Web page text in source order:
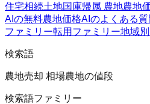
住宅相続土地国庫帰属 農地農地
AIの無料農地価格AIのよくある質
ファミリー転用ファミリー地域
検索語
農地売却 相場農地の値段
検索語ファミリー